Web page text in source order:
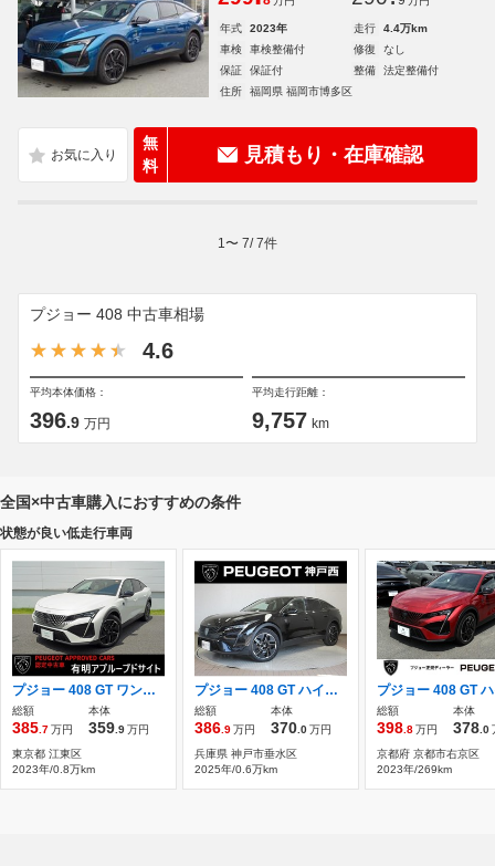
年式 2023年 走行
4.4万km
車検
車検整備付 修復
なし
保証
保証付 整備
法定整備付
住所
福岡県 福岡市博多区
無
料
見積もり・在庫確認
1 〜 7/7件
プジョー 408 中古車相場
4.6
平均本体価格：
396.9 万円
平均走行距離：
9,757 km
全国×中古車購入におすすめの条件
状態が良い低走行車両
プジョー 408 GT ワンオーナー 認定中古車 純正ナビ ETC
総額
385 .7万円
本体
359 .9万円
東京都 江東区
2023年/0.8万km
プジョー 408 GT ハイブリッド 元試乗車 MHEVモデル
総額
386 .9万円
本体
370 .0万円
兵庫県 神戸市垂水区
2025年/0.6万km
総額
398 .8万円
本体
378 .0
京都府 京都市右京区
2023年/269km